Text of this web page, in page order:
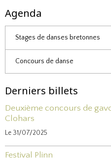
Agenda
Stages de danses bretonnes
Concours de danse
Derniers billets
Deuxième concours de
Clohars
Le 31/07/2025
Festival Plinn